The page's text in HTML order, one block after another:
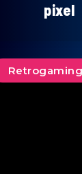
pixel
Retrogaming